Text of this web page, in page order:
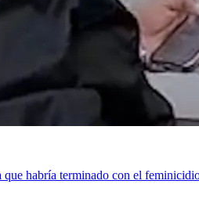
habría terminado con el